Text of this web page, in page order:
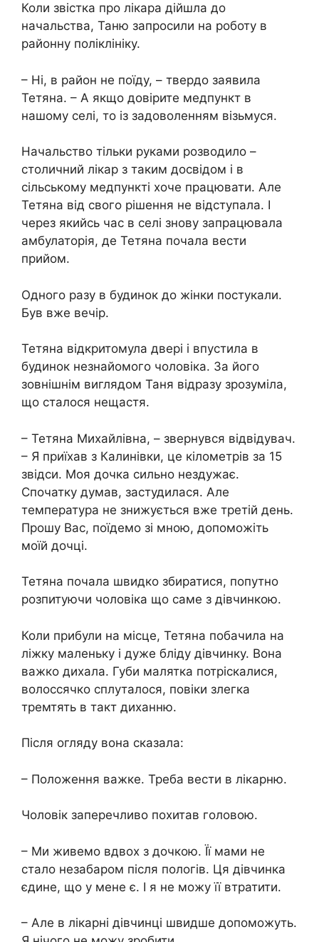
Коли звістка про лікара дійшла до
начальства, Таню запросили на роботу в
районну поліклініку.
– Ні, в район не поїду, – твердо заявила
Тетяна. – А якщо довірите медпункт в
нашому селі, то із задоволенням візьмуся.
Начальство тільки руками розводило –
столичний лікар з таким досвідом і в
сільському медпункті хоче працювати. Але
Тетяна від свого рішення не відступала. І
через якийсь час в селі знову запрацювала
амбулаторія, де Тетяна почала вести
прийом.
Одного разу в будинок до жінки постукали.
Був вже вечір.
Тетяна відкритомула двері і впустила в
будинок незнайомого чоловіка. За його
зовнішнім виглядом Таня відразу зрозуміла,
що сталося нещастя.
– Тетяна Михайлівна, – звернувся відвідувач.
– Я приїхав з Калинівки, це кілометрів за 15
звідси. Моя дочка сильно нездужає.
Спочатку думав, застудилася. Але
температура не знижується вже третій день.
Прошу Вас, поїдемо зі мною, допоможіть
моїй дочці.
Тетяна почала швидко збиратися, попутно
розпитуючи чоловіка що саме з дівчинкою.
Коли прибули на місце, Тетяна побачила на
ліжку маленьку і дуже бліду дівчинку. Вона
важко дихала. Губи малятка потріскалися,
волоссячко сплуталося, повіки злегка
тремтять в такт диханню.
Після огляду вона сказала:
– Положення важке. Треба вести в лікарню.
Чоловік заперечливо похитав головою.
– Ми живемо вдвох з дочкою. Її мами не
стало незабаром після пологів. Ця дівчинка
єдине, що у мене є. І я не можу її втратити.
– Але в лікарні дівчинці швидше допоможуть.